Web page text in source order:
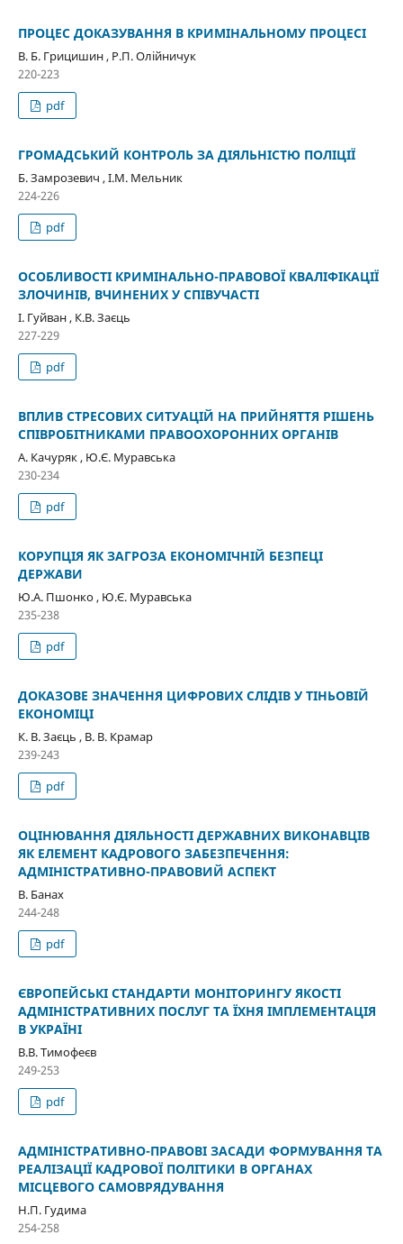
ПРОЦЕС ДОКАЗУВАННЯ В КРИМІНАЛЬНОМУ ПРОЦЕСІ
В. Б. Грицишин , Р.П. Олійничук
220-223
pdf
ГРОМАДСЬКИЙ КОНТРОЛЬ ЗА ДІЯЛЬНІСТЮ ПОЛІЦІЇ
Б. Замрозевич , І.М. Мельник
224-226
pdf
ОСОБЛИВОСТІ КРИМІНАЛЬНО-ПРАВОВОЇ КВАЛІФІКАЦІЇ
ЗЛОЧИНІВ, ВЧИНЕНИХ У СПІВУЧАСТІ
І. Гуйван , К.В. Заєць
227-229
pdf
ВПЛИВ СТРЕСОВИХ СИТУАЦІЙ НА ПРИЙНЯТТЯ РІШЕНЬ
СПІВРОБІТНИКАМИ ПРАВООХОРОННИХ ОРГАНІВ
А. Качуряк , Ю.Є. Муравська
230-234
pdf
КОРУПЦІЯ ЯК ЗАГРОЗА ЕКОНОМІЧНІЙ БЕЗПЕЦІ
ДЕРЖАВИ
Ю.А. Пшонко , Ю.Є. Муравська
235-238
pdf
ДОКАЗОВЕ ЗНАЧЕННЯ ЦИФРОВИХ СЛІДІВ У ТІНЬОВІЙ
ЕКОНОМІЦІ
К. В. Заєць , В. В. Крамар
239-243
pdf
ОЦІНЮВАННЯ ДІЯЛЬНОСТІ ДЕРЖАВНИХ ВИКОНАВЦІВ
ЯК ЕЛЕМЕНТ КАДРОВОГО ЗАБЕЗПЕЧЕННЯ:
АДМІНІСТРАТИВНО-ПРАВОВИЙ АСПЕКТ
В. Банах
244-248
pdf
ЄВРОПЕЙСЬКІ СТАНДАРТИ МОНІТОРИНГУ ЯКОСТІ
АДМІНІСТРАТИВНИХ ПОСЛУГ ТА ЇХНЯ ІМПЛЕМЕНТАЦІЯ
В УКРАЇНІ
В.В. Тимофеєв
249-253
pdf
АДМІНІСТРАТИВНО-ПРАВОВІ ЗАСАДИ ФОРМУВАННЯ ТА
РЕАЛІЗАЦІЇ КАДРОВОЇ ПОЛІТИКИ В ОРГАНАХ
МІСЦЕВОГО САМОВРЯДУВАННЯ
Н.П. Гудима
254-258